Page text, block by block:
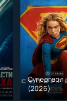
Супергерл
(2026)